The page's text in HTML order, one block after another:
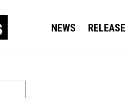
NEWS RELEASE